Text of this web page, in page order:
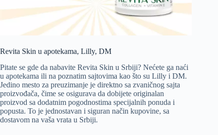
Revita Skin u apotekama, Lilly, DM
Pitate se gde da nabavite Revita Skin u Srbiji? Nećete ga naći
u apotekama ili na poznatim sajtovima kao što su Lilly i DM.
Jedino mesto za preuzimanje je direktno sa zvaničnog sajta
proizvođača, čime se osigurava da dobijete originalan
proizvod sa dodatnim pogodnostima specijalnih ponuda i
popusta. To je jednostavan i siguran način kupovine, sa
dostavom na vaša vrata u Srbiji.